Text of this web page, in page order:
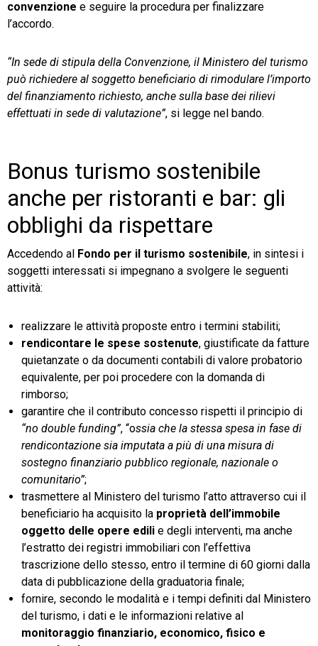
convenzione e seguire la procedura per finalizzare
l’accordo.
“In sede di stipula della Convenzione, il Ministero del turismo
può richiedere al soggetto beneficiario di rimodulare l’importo
del finanziamento richiesto, anche sulla base dei rilievi
effettuati in sede di valutazione”, si legge nel bando.
Bonus turismo sostenibile
anche per ristoranti e bar: gli
obblighi da rispettare
Accedendo al Fondo per il turismo sostenibile, in sintesi i
soggetti interessati si impegnano a svolgere le seguenti
attività:
realizzare le attività proposte entro i termini stabiliti;
rendicontare le spese sostenute, giustificate da fatture
quietanzate o da documenti contabili di valore probatorio
equivalente, per poi procedere con la domanda di
rimborso;
garantire che il contributo concesso rispetti il principio di
“no double funding”, “ossia che la stessa spesa in fase di
rendicontazione sia imputata a più di una misura di
sostegno finanziario pubblico regionale, nazionale o
comunitario”;
trasmettere al Ministero del turismo l’atto attraverso cui il
beneficiario ha acquisito la proprietà dell’immobile
oggetto delle opere edili e degli interventi, ma anche
l’estratto dei registri immobiliari con l’effettiva
trascrizione dello stesso, entro il termine di 60 giorni dalla
data di pubblicazione della graduatoria finale;
fornire, secondo le modalità e i tempi definiti dal Ministero
del turismo, i dati e le informazioni relative al
monitoraggio finanziario, economico, fisico e